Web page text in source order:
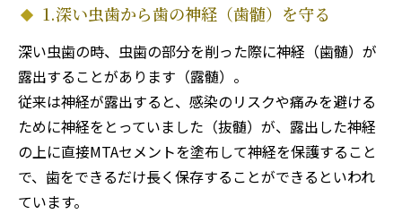
1.深い虫歯から歯の神経（歯髄）を守る
深い虫歯の時、虫歯の部分を削った際に神経（歯髄）が
露出することがあります（露髄）。
従来は神経が露出すると、感染のリスクや痛みを避ける
ために神経をとっていました（抜髄）が、露出した神経
の上に直接MTAセメントを塗布して神経を保護すること
で、歯をできるだけ長く保存することができるといわれ
ています。